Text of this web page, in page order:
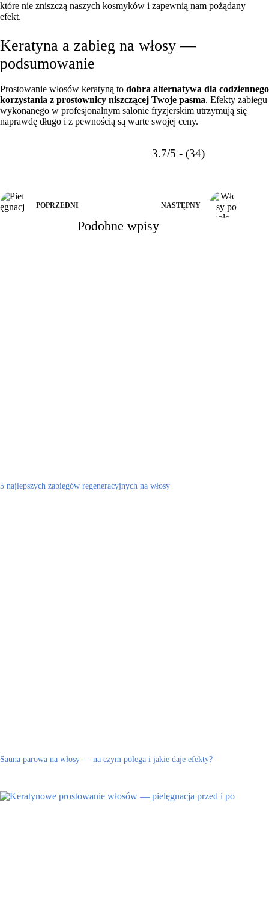
które nie zniszczą naszych kosmyków i zapewnią nam pożądany
efekt.
Keratyna a zabieg na włosy —
podsumowanie
Prostowanie włosów keratyną to dobra alternatywa dla codziennego
korzystania z prostownicy niszczącej Twoje pasma. Efekty zabiegu
wykonanego w profesjonalnym salonie fryzjerskim utrzymują się
naprawdę długo i z pewnością są warte swojej ceny.
3.7/5 - (34)
POPRZEDNI NASTĘPNY
Podobne wpisy
5 najlepszych zabiegów regeneracyjnych na włosy
Sauna parowa na włosy — na czym polega i jakie daje efekty?